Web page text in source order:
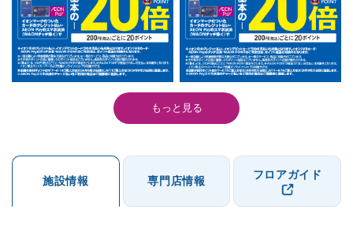
もっと見る
施設情報 専門店情報 フロアガイド